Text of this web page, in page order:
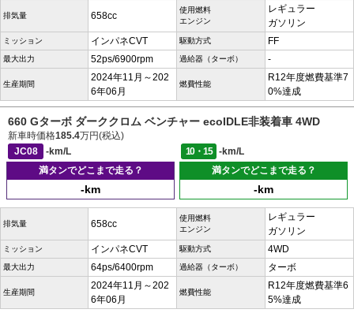
排気量 658cc
使用燃料
エンジン
レギュラー
ガソリン
ミッション インパネCVT 駆動方式 FF
最大出力 52ps/6900rpm 過給器（ターボ） -
生産期間
2024年11月～202
6年06月
燃費性能
R12年度燃費基準7
0%達成
660 Gターボ ダーククロム ベンチャー ecoIDLE非装着車 4WD
新車時価格185.4万円(税込)
JC08
-km/L 10・15
-km/L
満タンでどこまで走る？
-km
満タンでどこまで走る？
-km
排気量 658cc
使用燃料
エンジン
レギュラー
ガソリン
ミッション インパネCVT 駆動方式 4WD
最大出力 64ps/6400rpm 過給器（ターボ） ターボ
生産期間
2024年11月～202
6年06月
燃費性能
R12年度燃費基準6
5%達成